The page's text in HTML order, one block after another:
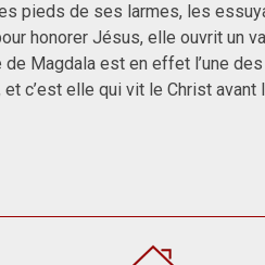
pieds de ses larmes, les
honorer Jésus, elle ouvrit un
Magdala est en effet l’une
c’est elle qui vit le Christ avant